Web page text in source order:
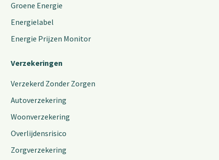
Groene Energie
Energielabel
Energie Prijzen Monitor
Verzekeringen
Verzekerd Zonder Zorgen
Autoverzekering
Woonverzekering
Overlijdensrisico
Zorgverzekering